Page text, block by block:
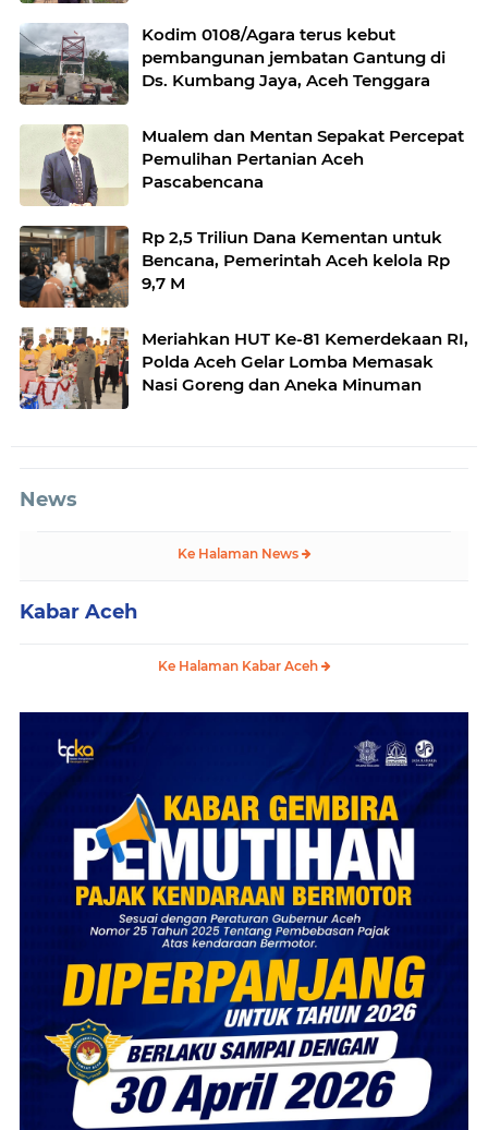
Kodim 0108/Agara terus kebut
pembangunan jembatan Gantung di
Ds. Kumbang Jaya, Aceh Tenggara
Mualem dan Mentan Sepakat Percepat
Pemulihan Pertanian Aceh
Pascabencana
Rp 2,5 Triliun Dana Kementan untuk
Bencana, Pemerintah Aceh kelola Rp
9,7 M
Meriahkan HUT Ke-81 Kemerdekaan RI,
Polda Aceh Gelar Lomba Memasak
Nasi Goreng dan Aneka Minuman
News
Ke Halaman News
Kabar Aceh
Ke Halaman Kabar Aceh